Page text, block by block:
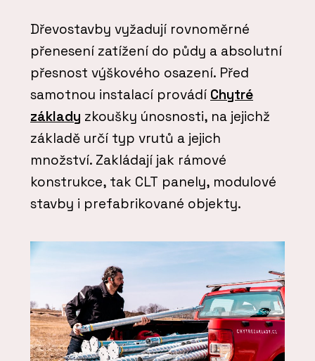
Dřevostavby vyžadují rovnoměrné
přenesení zatížení do půdy a absolutní
přesnost výškového osazení. Před
samotnou instalací provádí Chytré
základy zkoušky únosnosti, na jejichž
základě určí typ vrutů a jejich
množství. Zakládají jak rámové
konstrukce, tak CLT panely, modulové
stavby i prefabrikované objekty.